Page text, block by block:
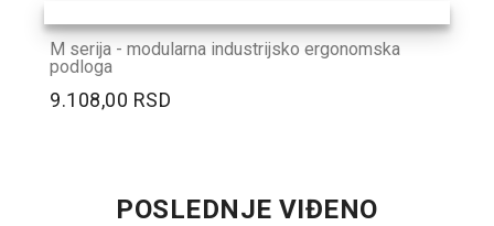
M serija - modularna industrijsko ergonomska
podloga
9.108,00 RSD
POSLEDNJE VIĐENO